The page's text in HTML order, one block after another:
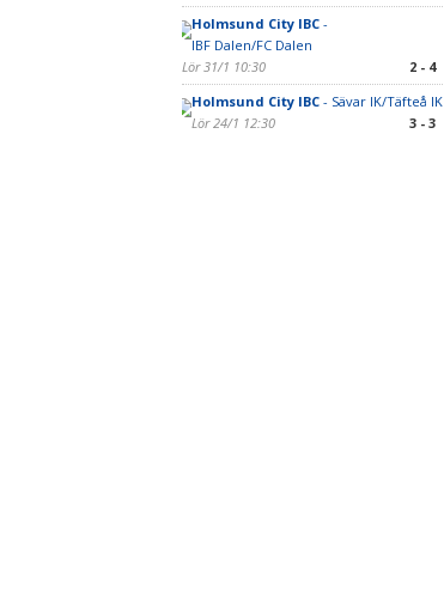
Holmsund City IBC-
IBF Dalen/FC Dalen
Lör 31/1 10:30
2 - 4
Holmsund City IBC- Sävar IK/Täfteå IK
Lör 24/1 12:30
3 - 3